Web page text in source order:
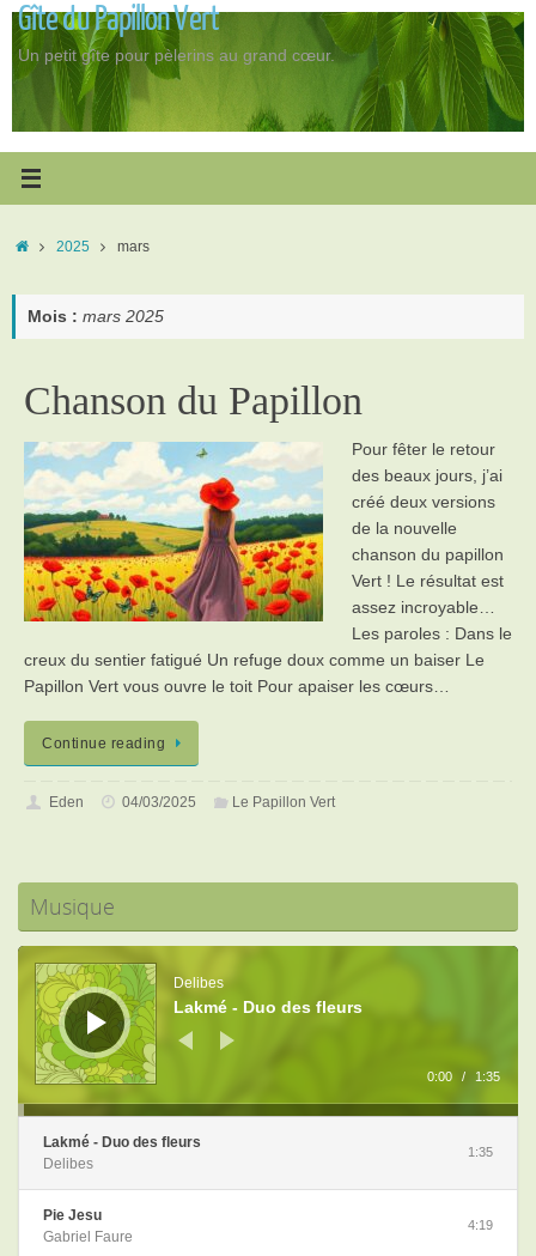
Passer
contenu
Gîte du Papillon Vert
Un petit gîte pour pèlerins au grand cœur.
Accueil
2025 mars
Mois : mars 2025
Chanson du Papillon
Pour fêter le retour
des beaux jours, j’ai
créé deux versions
de la nouvelle
chanson du papillon
Vert ! Le résultat est
assez incroyable…
Les paroles : Dans le
creux du sentier fatigué Un refuge doux comme un baiser Le
Papillon Vert vous ouvre le toit Pour apaiser les cœurs…
Continue reading
Eden 04/03/2025 Le Papillon Vert
Musique
Lecteur
audio
Delibes
Lakmé - Duo des fleurs
0:00 / 1:35
Lakmé - Duo des fleurs
Delibes
1:35
Pie Jesu
Gabriel Faure
4:19